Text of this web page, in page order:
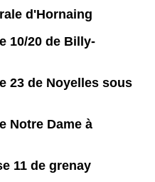
d'Hornaing
10/20 de Billy-
23 de Noyelles sous
Notre Dame à
11 de grenay